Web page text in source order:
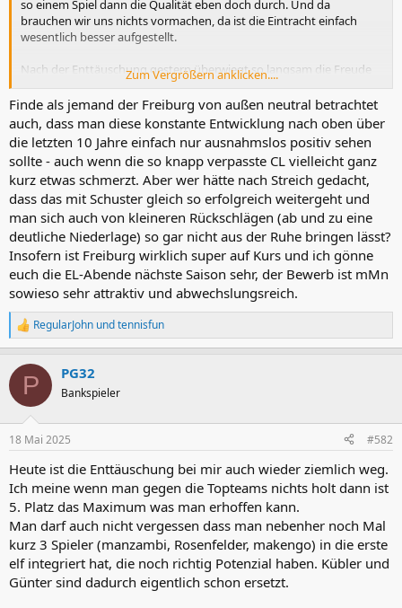
so einem Spiel dann die Qualität eben doch durch. Und da
brauchen wir uns nichts vormachen, da ist die Eintracht einfach
wesentlich besser aufgestellt.
Nach der Enttäuschung gestern überwiegt so langsam die Freude
über eine wirkich tolle Saison, die so glaube ich niemand hatte
kommen sehen. Jede/r hat mit einem schwierigen Übergangsjahr
gerechnet, aber irgendwie konnte man sich oben dann doch
festbeißen und hat sich letztendlich mit einem mehr als
respektablen 5. Platz belohnt. Zum dritten Mal international in den
letzten vier Jahren. Das sagt extrem viel über die Entwicklung und
die konstant gute Arbeit in diesem Verein aus.
Zum Vergrößern anklicken....
Finde als jemand der Freiburg von außen neutral betrachtet
auch, dass man diese konstante Entwicklung nach oben über
die letzten 10 Jahre einfach nur ausnahmslos positiv sehen
sollte - auch wenn die so knapp verpasste CL vielleicht ganz
kurz etwas schmerzt. Aber wer hätte nach Streich gedacht,
dass das mit Schuster gleich so erfolgreich weitergeht und
man sich auch von kleineren Rückschlägen (ab und zu eine
deutliche Niederlage) so gar nicht aus der Ruhe bringen lässt?
Insofern ist Freiburg wirklich super auf Kurs und ich gönne
euch die EL-Abende nächste Saison sehr, der Bewerb ist mMn
sowieso sehr attraktiv und abwechslungsreich.
R
e
k
i
e
:
RegularJohn undtennisfun
P PG32
Bankspieler
18 Mai 2025 #582
Heute ist die Enttäuschung bei mir auch wieder ziemlich weg.
Ich meine wenn man gegen die Topteams nichts holt dann ist
5. Platz das Maximum was man erhoffen kann.
Man darf auch nicht vergessen dass man nebenher noch Mal
kurz 3 Spieler (manzambi, Rosenfelder, makengo) in die erste
elf integriert hat, die noch richtig Potenzial haben. Kübler und
Günter sind dadurch eigentlich schon ersetzt.